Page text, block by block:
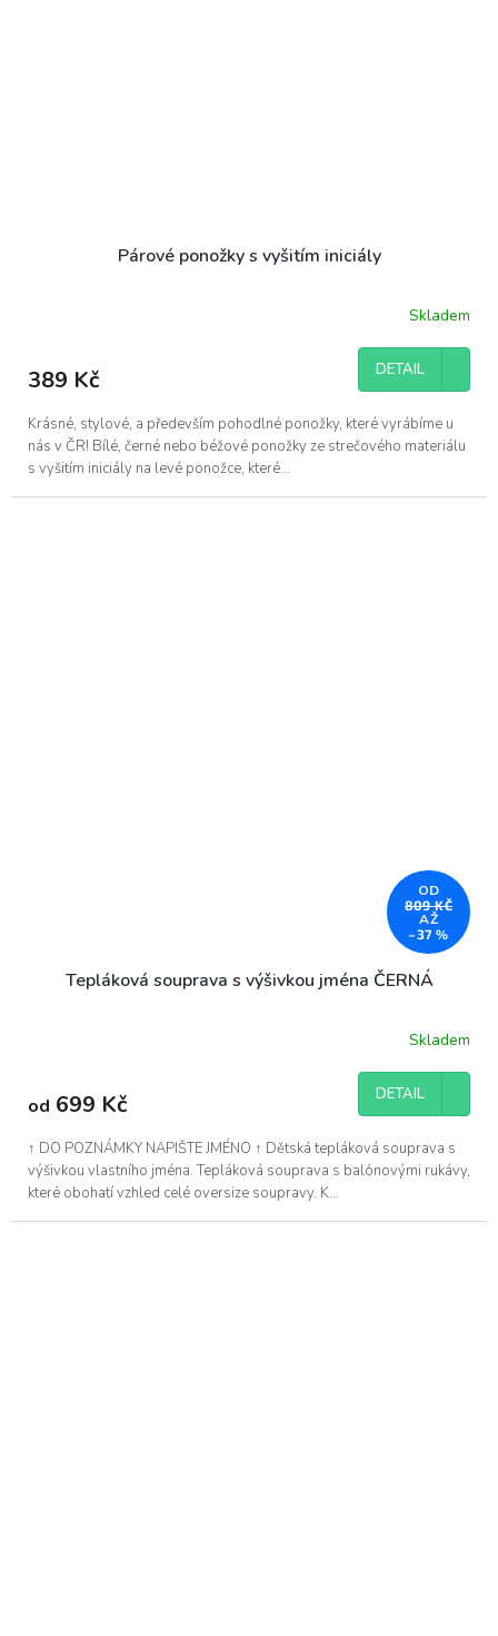
Párové ponožky s vyšitím iniciály
Skladem
389 Kč DETAIL
Krásné, stylové, a především pohodlné ponožky, které vyrábíme u
nás v ČR! Bílé, černé nebo béžové ponožky ze strečového materiálu
s vyšitím iniciály na levé ponožce, které...
OD
809 KČ
AŽ
–37 %
Tepláková souprava s výšivkou jména ČERNÁ
Skladem
od 699 Kč DETAIL
↑ DO POZNÁMKY NAPIŠTE JMÉNO ↑ Dětská tepláková souprava s
výšivkou vlastního jména. Tepláková souprava s balónovými rukávy,
které obohatí vzhled celé oversize soupravy. K...